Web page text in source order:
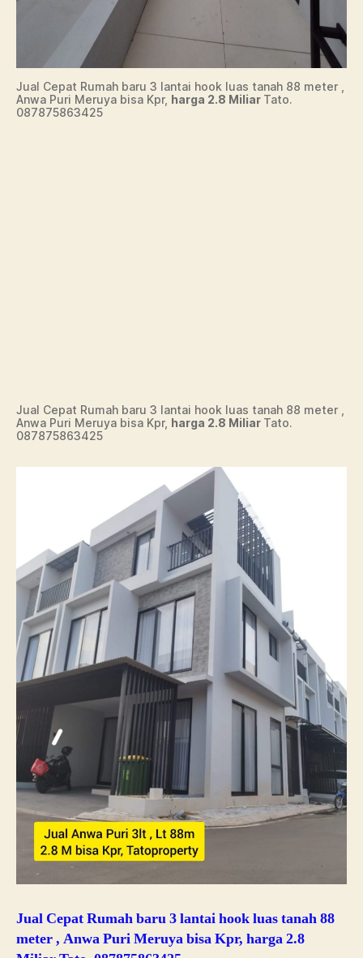
Jual Cepat Rumah baru 3 lantai hook luas tanah 88 meter ,
Anwa Puri Meruya bisa Kpr, harga 2.8 Miliar Tato.
087875863425
Jual Cepat Rumah baru 3 lantai hook luas tanah 88 meter ,
Anwa Puri Meruya bisa Kpr, harga 2.8 Miliar Tato.
087875863425
Jual Cepat Rumah baru 3 lantai hook luas tanah 88
meter , Anwa Puri Meruya bisa Kpr, harga 2.8